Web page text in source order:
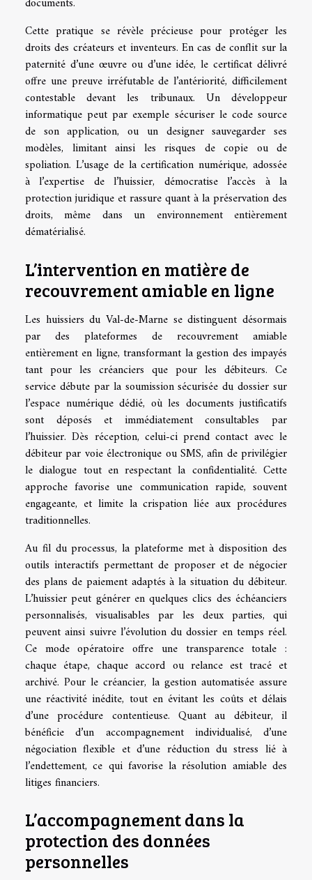
Cette pratique se révèle précieuse pour protéger les
droits des créateurs et inventeurs. En cas de conflit sur la
paternité d’une œuvre ou d’une idée, le certificat délivré
offre une preuve irréfutable de l’antériorité, difficilement
contestable devant les tribunaux. Un développeur
informatique peut par exemple sécuriser le code source
de son application, ou un designer sauvegarder ses
modèles, limitant ainsi les risques de copie ou de
spoliation. L’usage de la certification numérique, adossée
à l’expertise de l’huissier, démocratise l’accès à la
protection juridique et rassure quant à la préservation des
droits, même dans un environnement entièrement
dématérialisé.
L’intervention en matière de
recouvrement amiable en ligne
Les huissiers du Val-de-Marne se distinguent désormais
par des plateformes de recouvrement amiable
entièrement en ligne, transformant la gestion des impayés
tant pour les créanciers que pour les débiteurs. Ce
service débute par la soumission sécurisée du dossier sur
l’espace numérique dédié, où les documents justificatifs
sont déposés et immédiatement consultables par
l’huissier. Dès réception, celui-ci prend contact avec le
débiteur par voie électronique ou SMS, afin de privilégier
le dialogue tout en respectant la confidentialité. Cette
approche favorise une communication rapide, souvent
engageante, et limite la crispation liée aux procédures
traditionnelles.
Au fil du processus, la plateforme met à disposition des
outils interactifs permettant de proposer et de négocier
des plans de paiement adaptés à la situation du débiteur.
L’huissier peut générer en quelques clics des échéanciers
personnalisés, visualisables par les deux parties, qui
peuvent ainsi suivre l’évolution du dossier en temps réel.
Ce mode opératoire offre une transparence totale :
chaque étape, chaque accord ou relance est tracé et
archivé. Pour le créancier, la gestion automatisée assure
une réactivité inédite, tout en évitant les coûts et délais
d’une procédure contentieuse. Quant au débiteur, il
bénéficie d’un accompagnement individualisé, d’une
négociation flexible et d’une réduction du stress lié à
l’endettement, ce qui favorise la résolution amiable des
litiges financiers.
L’accompagnement dans la
protection des données
personnelles